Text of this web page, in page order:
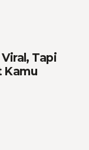
Tapi
Kamu